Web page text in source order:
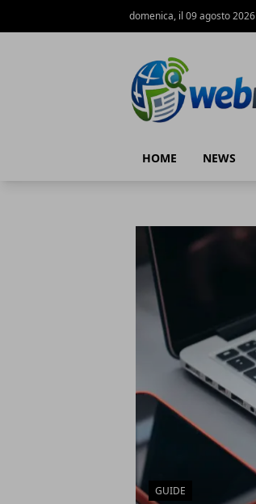
domenica, il 09 agosto 2026
HOME NEWS
Articoli in Evidenza
GUIDE